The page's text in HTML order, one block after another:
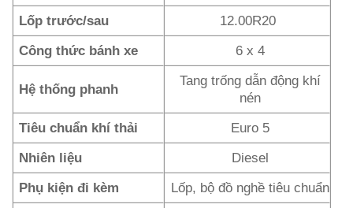
Lốp trước/sau
12.00R20
Công thức bánh xe
6 x 4
Hệ thống phanh
Tang trống dẫn động khí
nén
Tiêu chuẩn khí thải
Euro 5
Nhiên liệu
Diesel
Phụ kiện đi kèm
Lốp, bộ đồ nghề tiêu chuẩn